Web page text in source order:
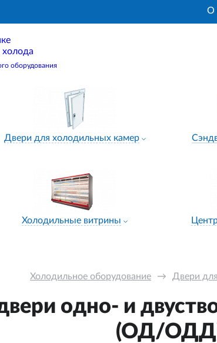
О
холода
оборудования
Двери для холодильных камер
Холодильные витрины
Холодильное оборудование → Двери
одно- и
(ОД/